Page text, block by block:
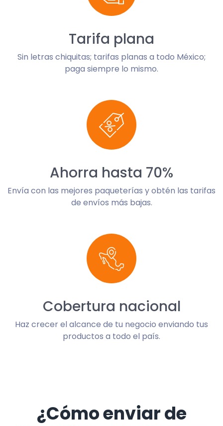
Tarifa plana
Sin letras chiquitas; tarifas planas a todo México;
paga siempre lo mismo.
Ahorra hasta 70%
Envía con las mejores paqueterías y obtén las tarifas
de envíos más bajas.
Cobertura nacional
Haz crecer el alcance de tu negocio enviando tus
productos a todo el país.
¿Cómo enviar de